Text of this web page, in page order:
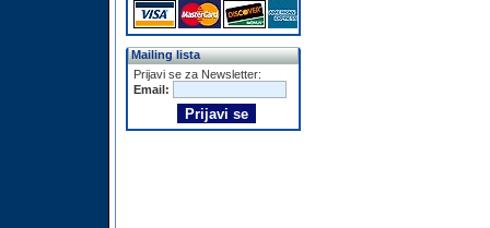
Mailing lista
Prijavi se za Newsletter:
Email: